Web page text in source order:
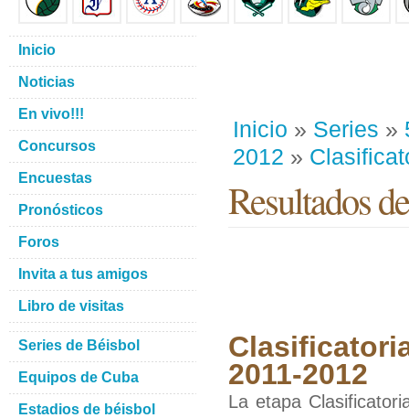
Inicio » Series »
2012 »
Resultados
2011-2012
La etapa
Inicio
Noticias
En vivo!!!
Concursos
Encuestas
Pronósticos
Foros
Invita a tus amigos
Libro de visitas
Series de Béisbol
Equipos de Cuba
Estadios de béisbol